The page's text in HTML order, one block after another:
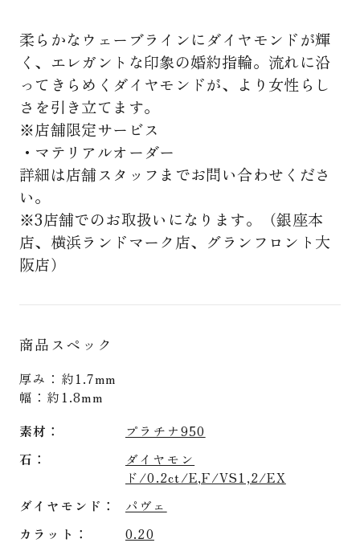
柔らかなウェーブラインにダイヤモンドが輝
く、エレガントな印象の婚約指輪。流れに沿
ってきらめくダイヤモンドが、より女性らし
さを引き立てます。
※店舗限定サービス
・マテリアルオーダー
詳細は店舗スタッフまでお問い合わせくださ
い。
※3店舗でのお取扱いになります。（銀座本
店、横浜ランドマーク店、グランフロント大
阪店）
商品スペック
厚み：約1.7mm
幅：約1.8mm
素材
プラチナ950
石
ダイヤモン
ド/0.2ct/E,F/VS1,2/EX
ダイヤモンド
パヴェ
カラット
0.20